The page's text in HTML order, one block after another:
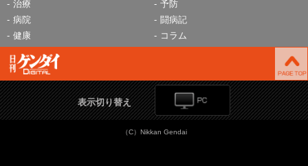
治療
予防
病院
闘病記
健康
コラム
表示切り替え
（C）Nikkan Gendai